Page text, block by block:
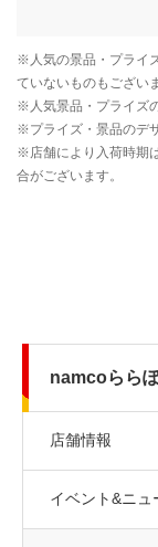
namcoらら
店舗情報
イベント&ニュ